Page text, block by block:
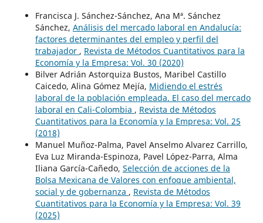
Francisca J. Sánchez-Sánchez, Ana Mª. Sánchez
Sánchez, Análisis del mercado laboral en Andalucía:
factores determinantes del empleo y perfil del
trabajador , Revista de Métodos Cuantitativos para la
Economía y la Empresa: Vol. 30 (2020)
Bilver Adrián Astorquiza Bustos, Maribel Castillo
Caicedo, Alina Gómez Mejía, Midiendo el estrés
laboral de la población empleada. El caso del mercado
laboral en Cali-Colombia , Revista de Métodos
Cuantitativos para la Economía y la Empresa: Vol. 25
(2018)
Manuel Muñoz-Palma, Pavel Anselmo Alvarez Carrillo,
Eva Luz Miranda-Espinoza, Pavel López-Parra, Alma
Iliana García-Cañedo, Selección de acciones de la
Bolsa Mexicana de Valores con enfoque ambiental,
social y de gobernanza , Revista de Métodos
Cuantitativos para la Economía y la Empresa: Vol. 39
(2025)